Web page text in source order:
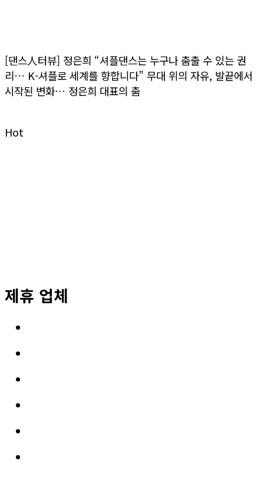
[댄스人터뷰] 정은희 “셔플댄스는 누구나 춤출 수 있는 권
리… K-셔플로 세계를 향합니다” 무대 위의 자유, 발끝에서
시작된 변화… 정은희 대표의 춤
Hot
제휴 업체